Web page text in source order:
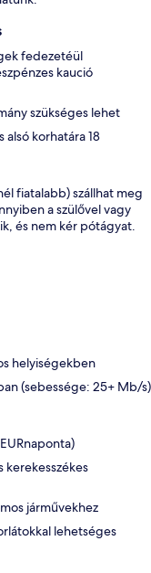
fedezetéül
kaució
szükséges lehet
alsó korhatára 18
fiatalabb) szállhat meg
a szülővel vagy
és nem kér pótágyat.
helyiségekben
(sebessége: 25+ Mb/s)
kerekesszékes
járművekhez
lehetséges